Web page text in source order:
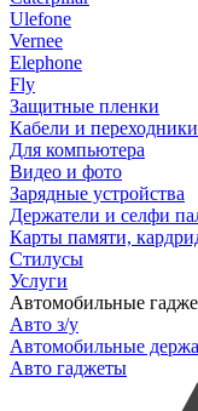
Ulefone
Vernee
Elephone
Fly
Защитные пленки
Кабели и переходники
Для компьютера
Видео и фото
Зарядные устройства
Держатели и селфи
Карты памяти,
Стилусы
Услуги
Автомобильные
Авто з/у
Автомобильные
Авто гаджеты